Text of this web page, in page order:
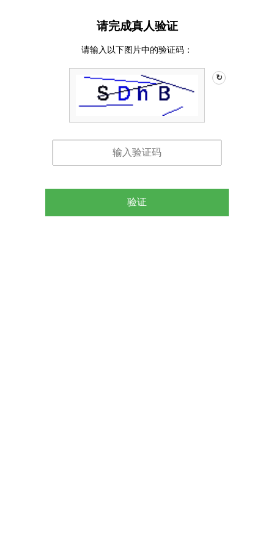
请完成真人验证
请输入以下图片中的验证码：
↻
验证